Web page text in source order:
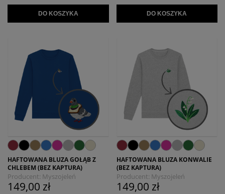
DO KOSZYKA DO KOSZYKA
HAFTOWANA BLUZA GOŁĄB Z
CHLEBEM (BEZ KAPTURA)
Producent: Myszojeleń
149,00 zł
HAFTOWANA BLUZA KONWALIE
(BEZ KAPTURA)
Producent: Myszojeleń
149,00 zł